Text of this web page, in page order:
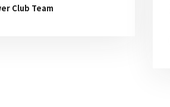
Club Team